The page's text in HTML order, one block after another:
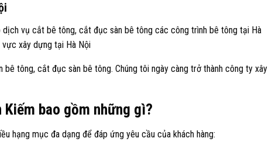
vụ cắt bê tông, cắt đục sàn bê tông các công trình bê tông tại Hà
xây dựng tại Hà Nội
tông, cắt đục sàn bê tông. Chúng tôi ngày càng trở thành công ty xây
bao gồm những gì?
hạng mục đa dạng để đáp ứng yêu cầu của khách hàng: